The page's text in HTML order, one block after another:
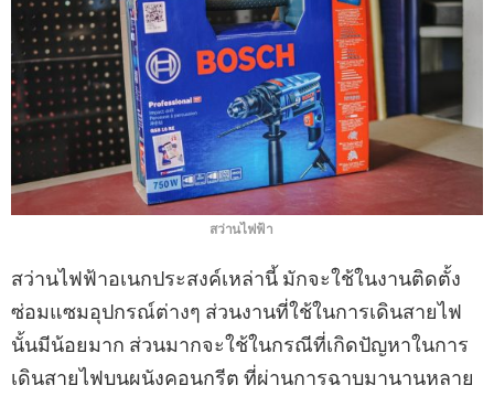
สว่านไฟฟ้า
สว่านไฟฟ้าอเนกประสงค์เหล่านี้ มักจะใช้ในงานติดตั้ง
ซ่อมแซมอุปกรณ์ต่างๆ ส่วนงานที่ใช้ในการเดินสายไฟ
นั้นมีน้อยมาก ส่วนมากจะใช้ในกรณีที่เกิดปัญหาในการ
เดินสายไฟบนผนังคอนกรีต ที่ผ่านการฉาบมานานหลาย